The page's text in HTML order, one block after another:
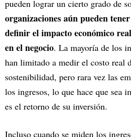
pueden lograr un cierto grado de
organizaciones aún pueden
definir el impacto económico
en el negocio. La mayoría de los
han limitado a medir el costo real
sostenibilidad, pero rara vez las
los ingresos, lo que hace que sea
es el retorno de su inversión.
Incluso cuando se miden los